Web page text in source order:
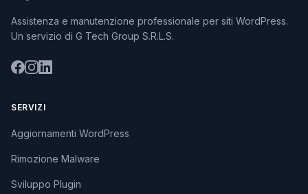
Assistenza e manutenzione professionale per siti WordPress.
Un servizio di G Tech Group S.R.L.S.
SERVIZI
Aggiornamenti WordPress
Rimozione Malware
Sviluppo Plugin